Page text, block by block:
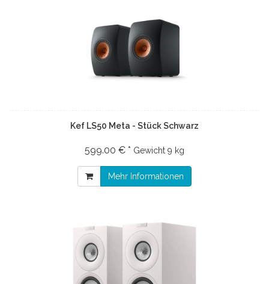
Kef LS50 Meta - Stück Schwarz
599.00 € * Gewicht 9 kg
Mehr Informationen